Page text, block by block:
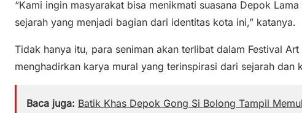
“Kami ingin masyarakat bisa menikmati suasana Depok
sejarah yang menjadi bagian dari identitas kota ini,” katanya.
Tidak hanya itu, para seniman akan terlibat dalam Festival
menghadirkan karya mural yang terinspirasi dari sejarah dan
Baca juga: Batik Khas Depok Gong Si Bolong Tampil